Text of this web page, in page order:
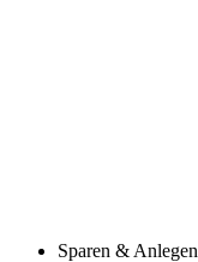
Sparen & Anlegen